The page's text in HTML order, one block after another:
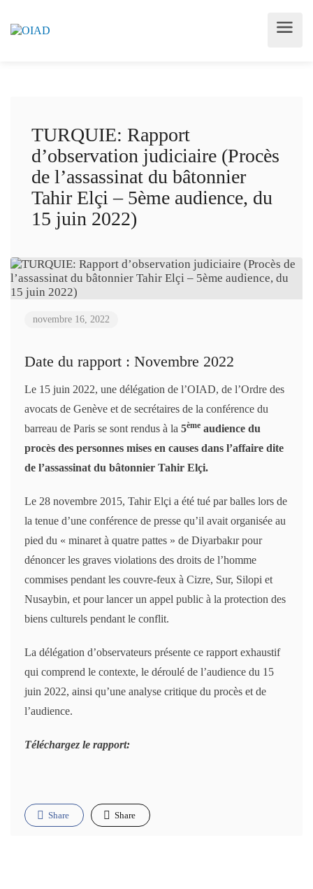
TURQUIE: Rapport
d’observation judiciaire (Procès
de l’assassinat du bâtonnier
Tahir Elçi – 5ème audience, du
15 juin 2022)
novembre 16, 2022
Date du rapport : Novembre 2022
Le 15 juin 2022, une délégation de l’OIAD, de l’Ordre des
avocats de Genève et de secrétaires de la conférence du
barreau de Paris se sont rendus à la 5ème audience du
procès des personnes mises en causes dans l’affaire dite
de l’assassinat du bâtonnier Tahir Elçi.
Le 28 novembre 2015, Tahir Elçi a été tué par balles lors de
la tenue d’une conférence de presse qu’il avait organisée au
pied du « minaret à quatre pattes » de Diyarbakır pour
dénoncer les graves violations des droits de l’homme
commises pendant les couvre-feux à Cizre, Sur, Silopi et
Nusaybin, et pour lancer un appel public à la protection des
biens culturels pendant le conflit.
La délégation d’observateurs présente ce rapport exhaustif
qui comprend le contexte, le déroulé de l’audience du 15
juin 2022, ainsi qu’une analyse critique du procès et de
l’audience.
Téléchargez le rapport:
Share Share